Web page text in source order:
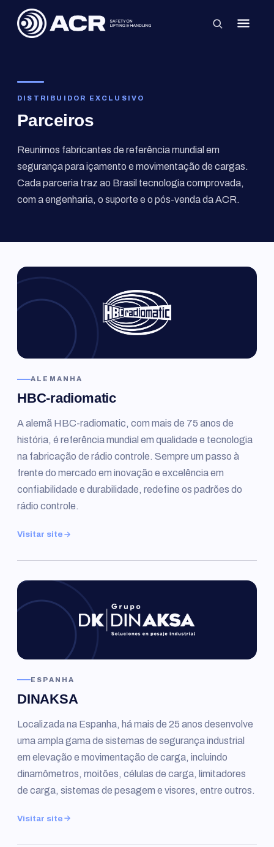
DISTRIBUIDOR EXCLUSIVO
Parceiros
Reunimos fabricantes de referência mundial em
segurança para içamento e movimentação de cargas.
Cada parceria traz ao Brasil tecnologia comprovada,
com a engenharia, o suporte e o pós-venda da ACR.
ALEMANHA
HBC-radiomatic
A alemã HBC-radiomatic, com mais de 75 anos de
história, é referência mundial em qualidade e tecnologia
na fabricação de rádio controle. Sempre um passo à
frente do mercado em inovação e excelência em
confiabilidade e durabilidade, redefine os padrões do
rádio controle.
Visitar site
ESPANHA
DINAKSA
Localizada na Espanha, há mais de 25 anos desenvolve
uma ampla gama de sistemas de segurança industrial
em elevação e movimentação de carga, incluindo
dinamômetros, moitões, células de carga, limitadores
de carga, sistemas de pesagem e visores, entre outros.
Visitar site